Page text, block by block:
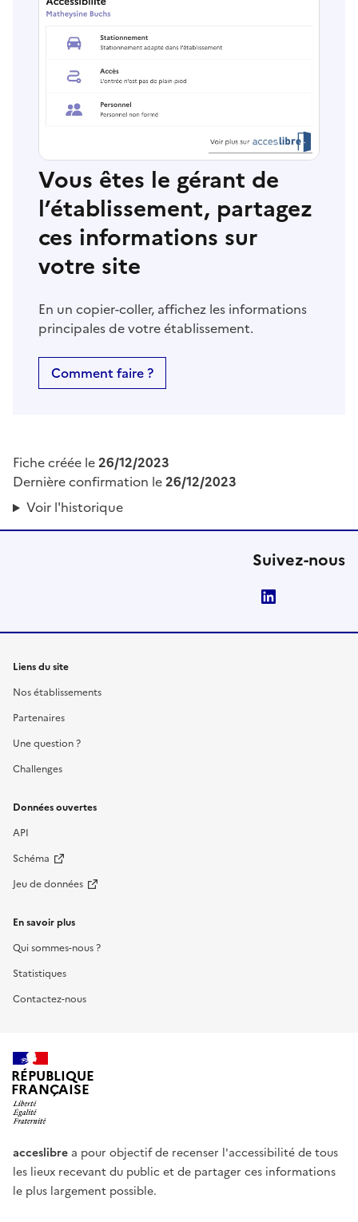
Vous êtes le gérant de
l’établissement, partagez
ces informations sur
votre site
En un copier-coller, affichez les informations
principales de votre établissement.
Comment faire ?
Fiche créée le26/12/2023
Dernière confirmation le26/12/2023
Voir l'historique
Suivez-nous
Liens du site
Nos établissements
Partenaires
Une question ?
Challenges
Données ouvertes
API
Schéma
Jeu de données
En savoir plus
Qui sommes-nous ?
Statistiques
Contactez-nous
RÉPUBLIQUE
FRANÇAISE
acceslibre a pour objectif de recenser l'accessibilité de tous
les lieux recevant du public et de partager ces informations
le plus largement possible.